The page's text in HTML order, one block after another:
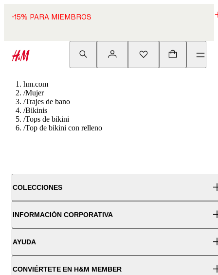
-15% PARA MIEMBROS
hm.com
/Mujer
/Trajes de bano
/Bikinis
/Tops de bikini
/Top de bikini con relleno
COLECCIONES
INFORMACIÓN CORPORATIVA
AYUDA
CONVIÉRTETE EN H&M MEMBER